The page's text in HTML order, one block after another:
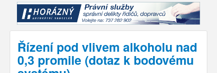
Řízení pod vlivem alkoholu nad
0,3 promile (dotaz k bodovému